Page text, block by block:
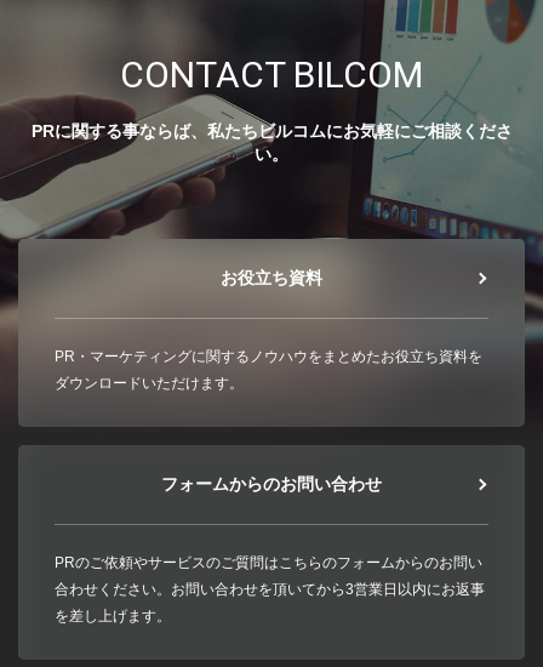
CONTACT BILCOM
PRに関する事ならば、私たちビルコムにお気軽にご相談くださ
い。
お役立ち資料
PR・マーケティングに関するノウハウをまとめたお役立ち資料を
ダウンロードいただけます。
フォームからのお問い合わせ
PRのご依頼やサービスのご質問はこちらのフォームからのお問い
合わせください。お問い合わせを頂いてから3営業日以内にお返事
を差し上げます。